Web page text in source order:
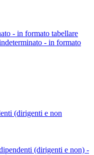
- in formato tabellare
- in formato
(dirigenti e non
(dirigenti e non) -